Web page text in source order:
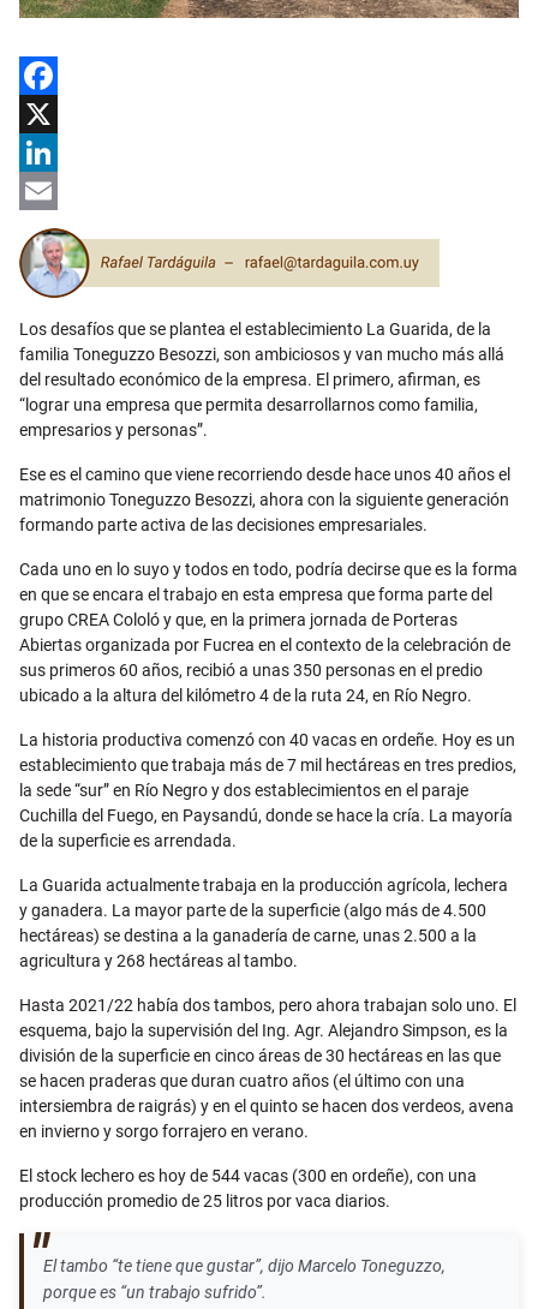
Facebook
X
LinkedIn
Email
Los desafíos que se plantea el establecimiento La Guarida, de la
familia Toneguzzo Besozzi, son ambiciosos y van mucho más allá
del resultado económico de la empresa. El primero, afirman, es
“lograr una empresa que permita desarrollarnos como familia,
empresarios y personas”.
Ese es el camino que viene recorriendo desde hace unos 40 años el
matrimonio Toneguzzo Besozzi, ahora con la siguiente generación
formando parte activa de las decisiones empresariales.
Cada uno en lo suyo y todos en todo, podría decirse que es la forma
en que se encara el trabajo en esta empresa que forma parte del
grupo CREA Cololó y que, en la primera jornada de Porteras
Abiertas organizada por Fucrea en el contexto de la celebración de
sus primeros 60 años, recibió a unas 350 personas en el predio
ubicado a la altura del kilómetro 4 de la ruta 24, en Río Negro.
La historia productiva comenzó con 40 vacas en ordeñe. Hoy es un
establecimiento que trabaja más de 7 mil hectáreas en tres predios,
la sede “sur” en Río Negro y dos establecimientos en el paraje
Cuchilla del Fuego, en Paysandú, donde se hace la cría. La mayoría
de la superficie es arrendada.
La Guarida actualmente trabaja en la producción agrícola, lechera
y ganadera. La mayor parte de la superficie (algo más de 4.500
hectáreas) se destina a la ganadería de carne, unas 2.500 a la
agricultura y 268 hectáreas al tambo.
Hasta 2021/22 había dos tambos, pero ahora trabajan solo uno. El
esquema, bajo la supervisión del Ing. Agr. Alejandro Simpson, es la
división de la superficie en cinco áreas de 30 hectáreas en las que
se hacen praderas que duran cuatro años (el último con una
intersiembra de raigrás) y en el quinto se hacen dos verdeos, avena
en invierno y sorgo forrajero en verano.
El stock lechero es hoy de 544 vacas (300 en ordeñe), con una
producción promedio de 25 litros por vaca diarios.
El tambo “te tiene que gustar”, dijo Marcelo Toneguzzo,
porque es “un trabajo sufrido”.